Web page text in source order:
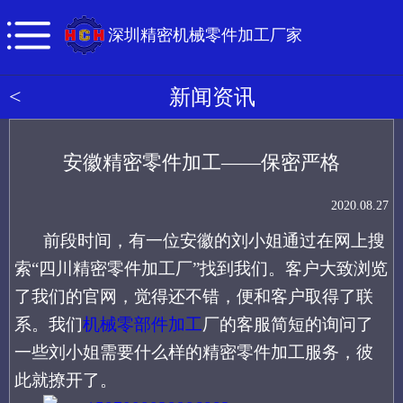
深圳精密机械零件加工厂家
< 新闻资讯
安徽精密零件加工——保密严格
2020.08.27
前段时间 ， 有一位安徽的刘小姐通过在网上搜
索“四川 精密零件加工厂”找到 我们。客户大致浏览
了我们的官网，觉得还不错，便和客户取得了联
系。我们机械零部件加工厂的客服简短的询问了
一些刘小姐需要什么样的精密零件加工服务 ， 彼
此就撩开了。